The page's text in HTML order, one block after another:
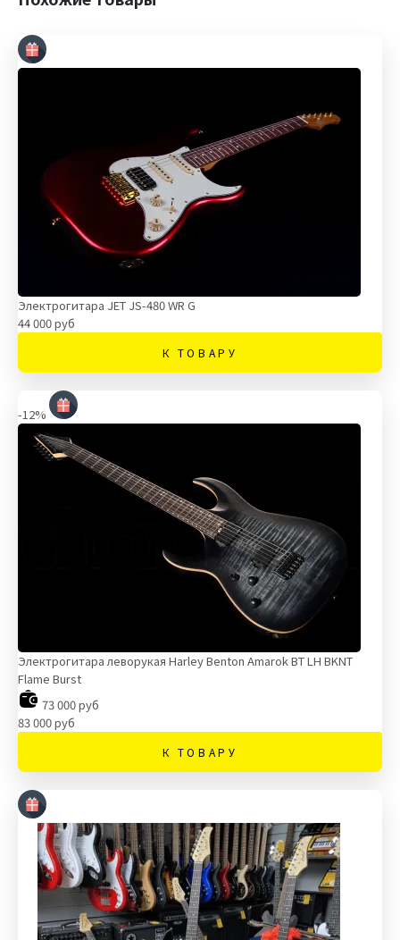
Электрогитара JET JS-480 WR G
44 000 руб
К ТОВАРУ
-12%
Электрогитара леворукая Harley Benton Amarok BT LH BKNT
Flame Burst
73 000 руб
83 000 руб
К ТОВАРУ